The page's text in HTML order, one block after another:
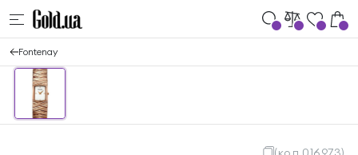
Fontenay